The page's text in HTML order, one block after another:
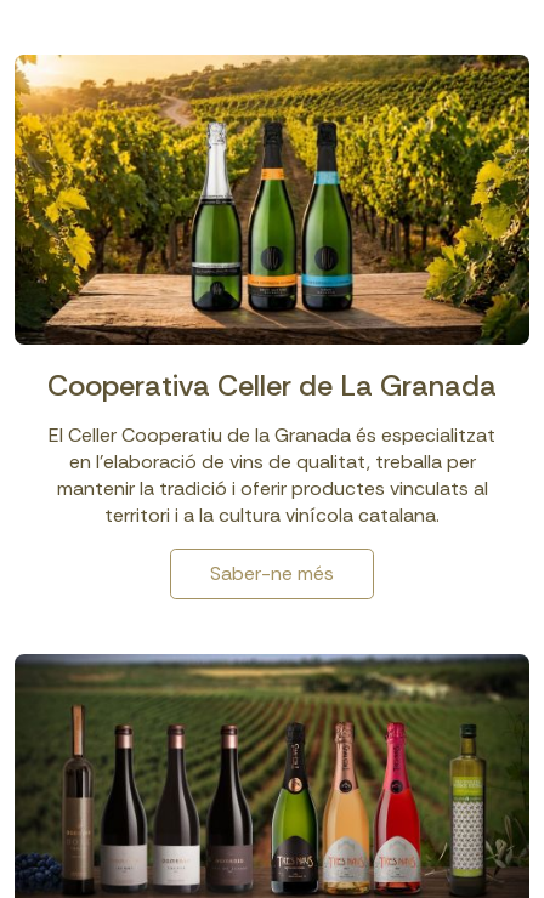
Cooperativa Celler de La Granada
El Celler Cooperatiu de la Granada és especialitzat
en l’elaboració de vins de qualitat, treballa per
mantenir la tradició i oferir productes vinculats al
territori i a la cultura vinícola catalana.
Saber-ne més